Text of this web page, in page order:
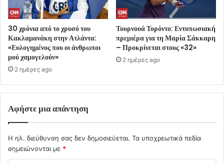
30 χρόνια από το χρυσό του
Κακλαμανάκη στην Ατλάντα:
«Ευλογημένος που οι άνθρωποι
μού χαμογελούν»
2 ημέρες ago
Τουρνουά Τορόντο: Εντυπωσιακή
πρεμιέρα για τη Μαρία Σάκκαρη
– Προκρίνεται στους «32»
2 ημέρες ago
Αφήστε μια απάντηση
Η ηλ. διεύθυνση σας δεν δημοσιεύεται. Τα υποχρεωτικά πεδία
σημειώνονται με *